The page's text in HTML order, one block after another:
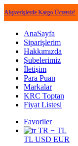
Kargo Ücretsiz! •
AnaSayfa
Siparişlerim
Hakkımızda
Şubelerimiz
İletişim
Para Puan
Markalar
KRC Toptan
Fiyat Listesi
Favoriler
TR − TL
TL USD EUR